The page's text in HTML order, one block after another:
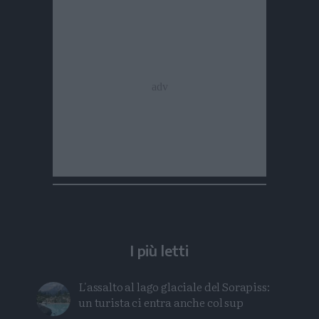
I più letti
L'assalto al lago glaciale del Sorapiss:
un turista ci entra anche col sup